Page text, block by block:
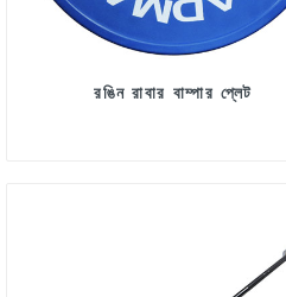
রঙিন রাবার বাম্পার প্লেট